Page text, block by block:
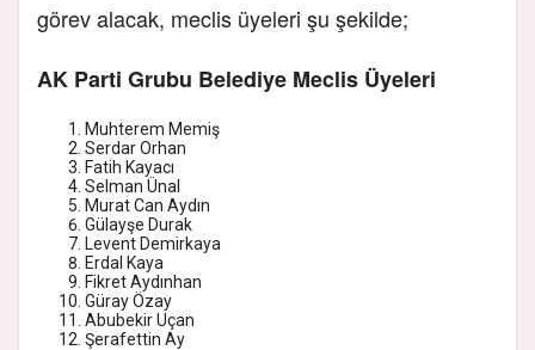
görev alacak, meclis üyeleri şu şekilde;
AK Parti Grubu Belediye Meclis Üyeleri
Muhterem Memiş
Serdar Orhan
Fatih Kayacı
Selman Ünal
Murat Can Aydın
Gülayşe Durak
Levent Demirkaya
Erdal Kaya
Fikret Aydınhan
Güray Özay
Abubekir Uçan
Şerafettin Ay